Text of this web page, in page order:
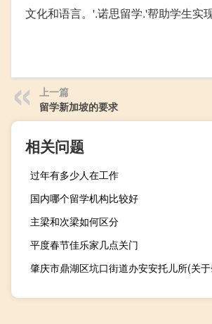
文化和语言。'.诺思留学.'帮助学生实
上一篇
留学新加坡的要求
相关问题
过年有多少人在工作
国内哪个留学机构比较好
主梁和次梁如何区分
平度春节佳乐家几点关门